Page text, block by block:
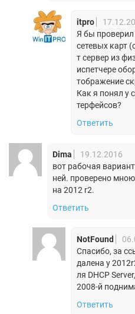
itpro
Я бы
сетевых карт
т сервер из
испетчере
тображение
Как я понял у
терфейсов?
Ответить
Dima
19.12.2016
вот рабочая
ней. проверено
на 2012 r2.
Ответить
NotFound
Спасибо, за
далена у
ля DHCP
2008-й
Ответить